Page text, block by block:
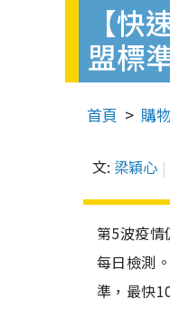
【
盟標
首頁 購
文: 梁穎心
第5波疫
每日檢測
準，最快